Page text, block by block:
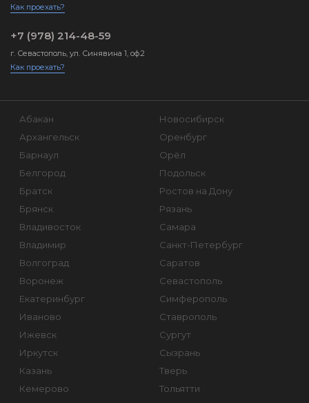
Как проехать?
+7 (978) 214-48-59
г. Севастополь, ул. Синявина 1, оф.2
Как проехать?
Абакан
Архангельск
Барнаул
Белгород
Братск
Брянск
Владивосток
Владимир
Волгоград
Воронеж
Екатеринбург
Иваново
Ижевск
Иркутск
Казань
Кемерово
Новосибирск
Оренбург
Орёл
Подольск
Ростов на Дону
Рязань
Самара
Санкт-Петербург
Саратов
Севастополь
Симферополь
Ставрополь
Сургут
Сызрань
Тверь
Тольятти